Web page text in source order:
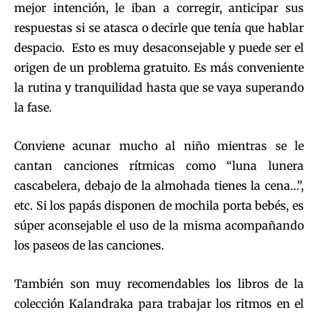
mejor intención, le iban a corregir, anticipar sus
respuestas si se atasca o decirle que tenía que hablar
despacio. Esto es muy desaconsejable y puede ser el
origen de un problema gratuito. Es más conveniente
la rutina y tranquilidad hasta que se vaya superando
la fase.
Conviene acunar mucho al niño mientras se le
cantan canciones rítmicas como “luna lunera
cascabelera, debajo de la almohada tienes la cena…”,
etc. Si los papás disponen de mochila porta bebés, es
súper aconsejable el uso de la misma acompañando
los paseos de las canciones.
También son muy recomendables los libros de la
colección Kalandraka para trabajar los ritmos en el